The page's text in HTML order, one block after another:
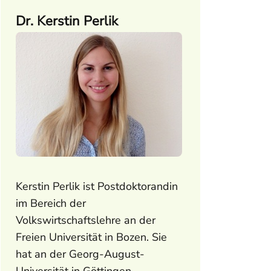
Dr. Kerstin Perlik
Kerstin Perlik ist Postdoktorandin
im Bereich der
Volkswirtschaftslehre an der
Freien Universität in Bozen. Sie
hat an der Georg-August-